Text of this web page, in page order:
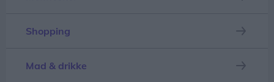
på, så den kan spændes efter havetraktoren. Så
har forsøgt at lave tag på den, men det lykkedes
Shopping
Mad & drikke